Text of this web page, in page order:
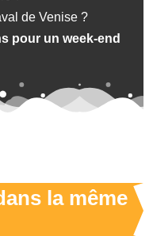
de Venise ?
pour un week-end
la même